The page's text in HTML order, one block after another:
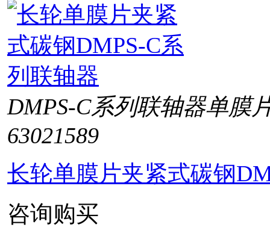
DMPS-C系列联轴器单膜
63021589
长轮单膜片夹紧式碳钢
咨询购买